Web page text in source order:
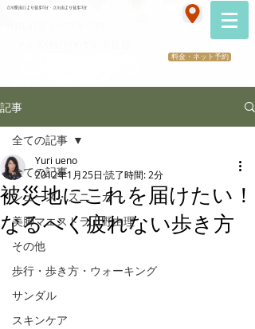
立川駅南口より徒歩5分・立川南より徒歩3分
料金・ネット予約
記事
全ての記事
シューズ・スニーカー
美脚マエストラ上野由理
その他
歩行・歩き方・ウォーキング
サンダル
スキンケア
全ての記事
被災地にこれを届けたい！
なるべく疲れない歩き方
Yuri ueno
2012年1月25日 読了時間: 2分